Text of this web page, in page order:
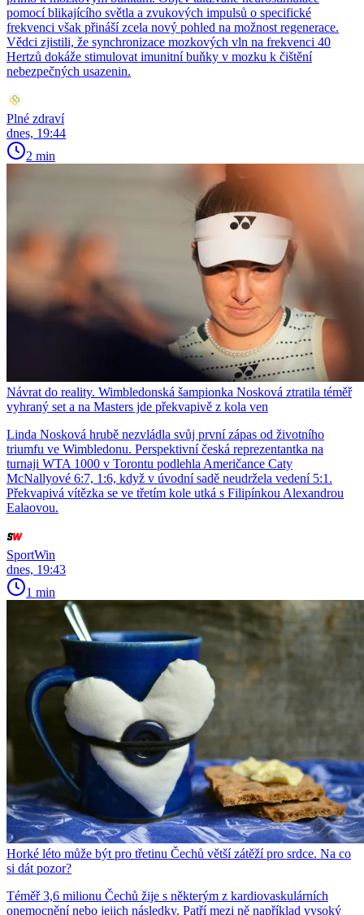
pomocí blikajícího světla a zvukových impulsů o specifické
frekvenci však přináší zcela nový pohled na možnost regenerace.
Vědci zjistili, že synchronizace mozkových vln na frekvenci 40
Hertzů dokáže stimulovat imunitní buňky v mozku k čištění
nebezpečných usazenin.
Plné zdraví
dnes, 19:44
2 min
Návrat do reality. Wimbledonská šampionka Nosková ztratila téměř
vyhraný set a na Masters jde překvapivě z kola ven
Linda Nosková hrubě nezvládla svůj první zápas od životního
triumfu ve Wimbledonu. Perspektivní česká reprezentantka na
turnaji WTA 1000 v Torontu podlehla Američance Caty
McNallyové 6:7, 1:6, když v úvodní sadě neudržela vedení 5:1.
Překvapivá vítězka se ve třetím kole utká s Filipínkou Alexandrou
Ealaovou.
SportWin
dnes, 19:43
1 min
Horké léto může být pro třetinu Čechů větší zátěží pro srdce. Na co
si dát pozor?
Téměř 3,6 milionu Čechů žije s některým z kardiovaskulárních
onemocnění nebo jejich následky. Patří mezi ně například vysoký